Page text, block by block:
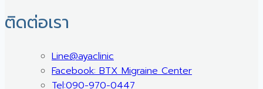
ติดต่อเรา
Line@ayaclinic
Facebook: BTX Migraine Center
Tel:090-970-0447